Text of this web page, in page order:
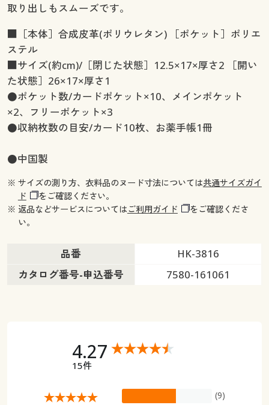
取り出しもスムーズです。
■［本体］合成皮革(ポリウレタン) ［ポケット］ポリエ
ステル
■サイズ(約cm)/［閉じた状態］12.5×17×厚さ2 ［開い
た状態］26×17×厚さ1
●ポケット数/カードポケット×10、メインポケット
×2、フリーポケット×3
●収納枚数の目安/カード10枚、お薬手帳1冊
●中国製
※ サイズの測り方、衣料品のヌード寸法については共通サイズガイ
ド
をご確認ください。
※ 返品などサービスについてはご利用ガイド
をご確認くださ
い。
品番
HK-3816
カタログ番号-申込番号
7580-161061
4.27
15件
(9)